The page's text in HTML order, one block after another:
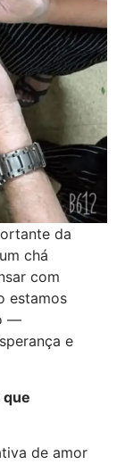
da
chá
com
estamos
—
e
que
de amor